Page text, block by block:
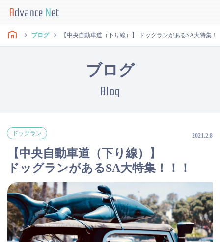
ブログ 【中央自動車道（下り線）】 ドッグランがあるSA大特集！
ブログ
Blog
ドッグラン 2021.2.8
【中央自動車道（下り線）】
ドッグランがあるSA大特集！！！